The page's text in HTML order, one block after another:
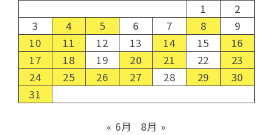
1
2
3
4 5 6 7 8
9
10
11 12 13 14 15
16
17
18 19 20 21 22
23
24
25 26 27 28 29
30
31
« 6月 8月 »